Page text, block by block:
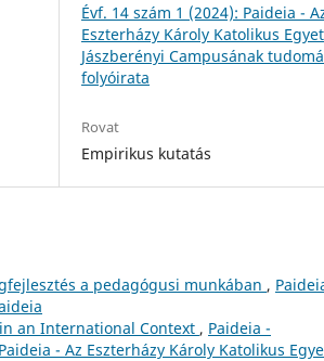
Évf. 14 szám 1 (2024): Paideia -
Eszterházy Károly Katolikus
Jászberényi Campusának
folyóirata
Rovat
Empirikus kutatás
a pedagógusi munkában ,
an International Context , Paideia -
- Az Eszterházy Károly Katolikus